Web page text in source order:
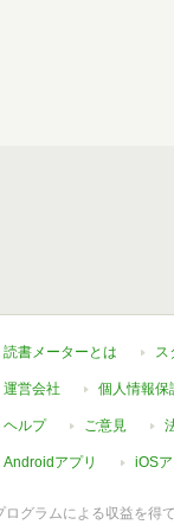
読書メーターとは ス
運営会社 個人情報保
ヘルプ ご意見
Androidアプリ iOSア
グラムによる収益を得